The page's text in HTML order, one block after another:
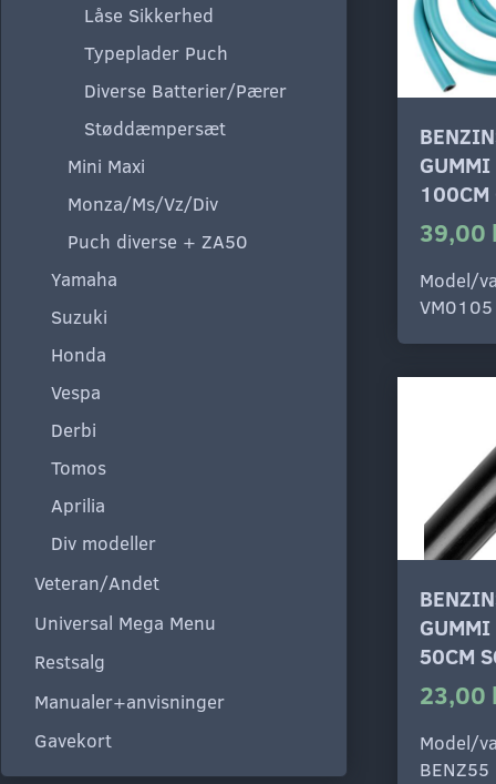
Låse Sikkerhed
Typeplader Puch
Diverse Batterier/Pærer
Støddæmpersæt
Mini Maxi
Monza/Ms/Vz/Div
Puch diverse + ZA50
Yamaha
Suzuki
Honda
Vespa
Derbi
Tomos
Aprilia
Div modeller
Veteran/Andet
Universal Mega Menu
Restsalg
Manualer+anvisninger
Gavekort
100CM
39,00
Model/
VM0105
50CM
23,00
Model/
BENZ55